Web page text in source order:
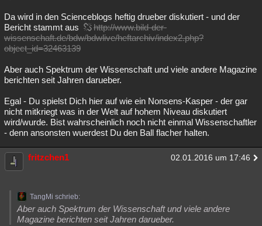
Da wird in den Scienceblogs heftig drueber diskutiert - und der
Bericht stammt aus
http://www.bild-der-
wissenschaft.de/bdw/bdwlive/heftarchiv/index2.php?
object_id=32463139
Aber auch Spektrum der Wissenschaft und viele andere Magazine
berichten seit Jahren darueber.
Egal - Du spielst Dich hier auf wie ein Nonsens-Kasper - der gar
nicht mitkriegt was in der Welt auf hohem Niveau diskutiert
wird/wurde. Bist wahrscheinlich noch nicht einmal Wissenschaftler
- denn ansonsten wuerdest Du den Ball flacher halten.
fritzchen1 02.01.2016 um 17:46
TangMi schrieb:
Aber auch Spektrum der Wissenschaft und viele andere
Magazine berichten seit Jahren darueber.